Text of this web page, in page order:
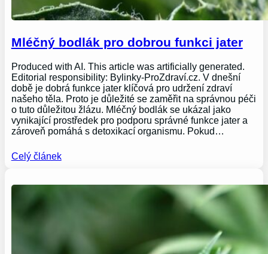
Mléčný bodlák pro dobrou funkci jater
Produced with AI. This article was artificially generated.
Editorial responsibility: Bylinky-ProZdraví.cz. V dnešní
době je dobrá funkce jater klíčová pro udržení zdraví
našeho těla. Proto je důležité se zaměřit na správnou péči
o tuto důležitou žlázu. Mléčný bodlák se ukázal jako
vynikající prostředek pro podporu správné funkce jater a
zároveň pomáhá s detoxikací organismu. Pokud…
Celý článek